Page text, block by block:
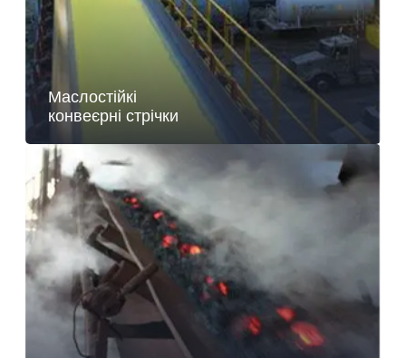
Маслостійкі
конвеєрні стрічки